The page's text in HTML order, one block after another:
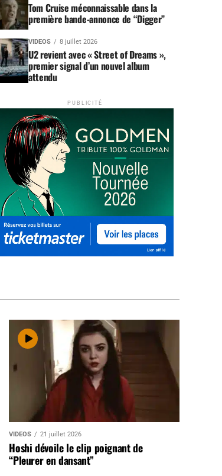
Tom Cruise méconnaissable dans la
première bande-annonce de “Digger”
VIDEOS 8 juillet 2026
U2 revient avec « Street of Dreams »,
premier signal d’un nouvel album
attendu
PUBLICITÉ
VIDEOS 21 juillet 2026
Hoshi dévoile le clip poignant de
“Pleurer en dansant”